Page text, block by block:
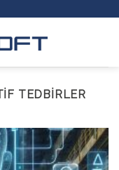
TEDBIRLER